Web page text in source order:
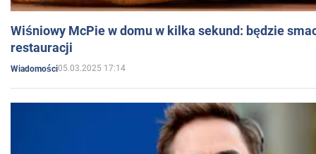
Wiśniowy McPie w domu w kilka sekund: będzie
restauracji
Wiadomości05.03.2025 17:14